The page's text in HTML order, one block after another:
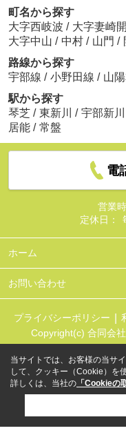
町名から探す
大字西岐波 / 大字妻崎
大字中山 / 中村 / 山門 /
路線から探す
宇部線 / 小野田線 / 山
駅から探す
琴芝 / 東新川 / 宇部新川
居能 / 常盤
電
営業
定休日：
ホーム
お問い合わせ
プライバシーポリシー
Copyright(c) 合同会
当サイトでは、お客様の当サ
して、クッキー（Cookie）を
詳しくは、当社の 「Cookieの